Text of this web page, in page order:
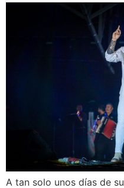
A tan solo unos días de